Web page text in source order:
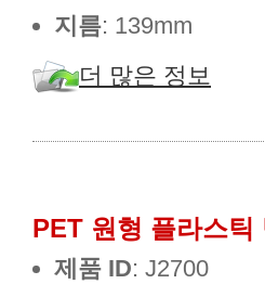
지름: 139mm
더 많은 정보
PET 원형 플라스틱
제품 ID: J2700